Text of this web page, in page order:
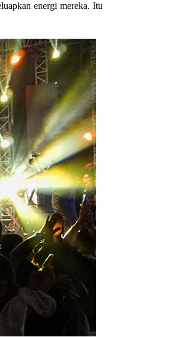
energi mereka. Itu